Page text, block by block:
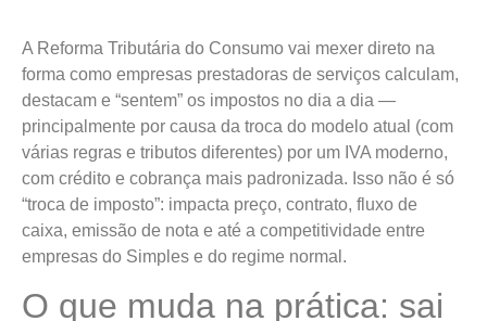
A Reforma Tributária do Consumo vai mexer direto na
forma como empresas prestadoras de serviços calculam,
destacam e “sentem” os impostos no dia a dia —
principalmente por causa da troca do modelo atual (com
várias regras e tributos diferentes) por um IVA moderno,
com crédito e cobrança mais padronizada. Isso não é só
“troca de imposto”: impacta preço, contrato, fluxo de
caixa, emissão de nota e até a competitividade entre
empresas do Simples e do regime normal.
O que muda na prática: sai